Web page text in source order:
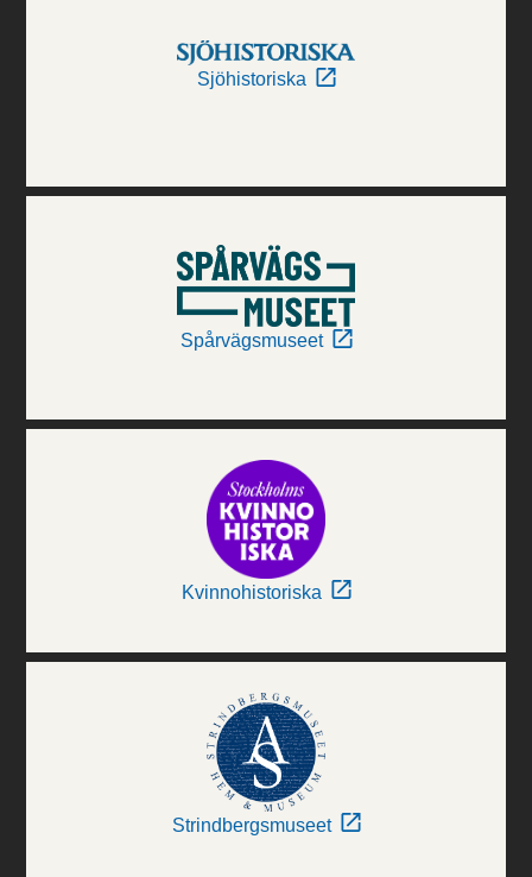
Sjöhistoriska
Spårvägsmuseet
Kvinnohistoriska
Strindbergsmuseet